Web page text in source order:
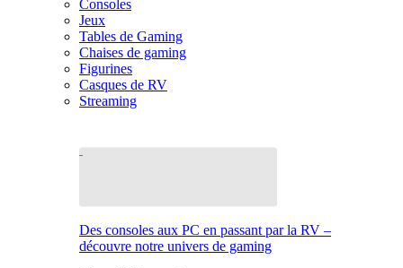
Consoles
Jeux
Tables de Gaming
Chaises de gaming
Figurines
Casques de RV
Streaming
Des consoles aux PC en passant par la RV –
découvre notre univers de gaming